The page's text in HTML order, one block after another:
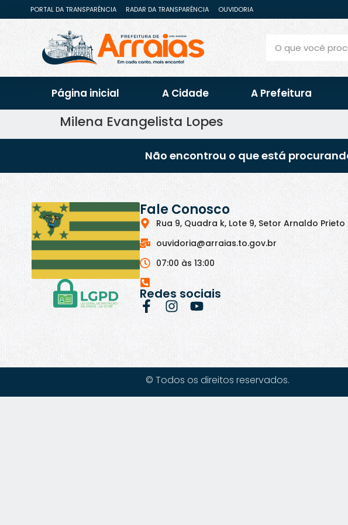
PORTAL DA TRANSPARÊNCIA RADAR DA TRANSPARÊNCIA OUVIDORIA
Página inicial A Cidade A Prefeitura
Milena Evangelista Lopes
Não encontrou o que está
Fale Conosco
Rua 9, Quadra k, Lote 9, Setor Arnaldo Prieto
ouvidoria@arraias.to.gov.br
07:00 às 13:00
Redes sociais
© Todos os direitos reservados.